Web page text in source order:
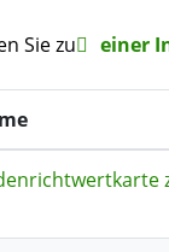
Sie zu einer